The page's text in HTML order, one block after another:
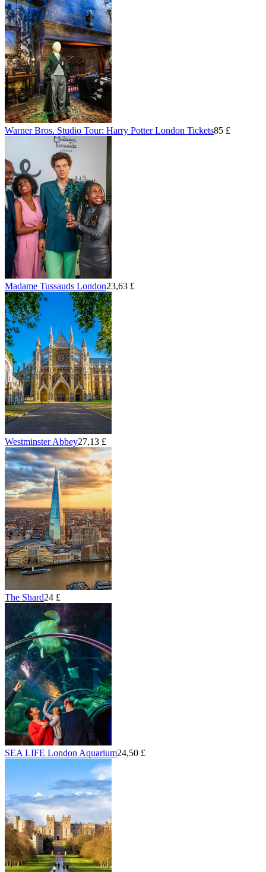
Warner Bros. Studio Tour: Harry Potter London Tickets85 £
Madame Tussauds London23,63 £
Westminster Abbey27,13 £
The Shard24 £
SEA LIFE London Aquarium24,50 £